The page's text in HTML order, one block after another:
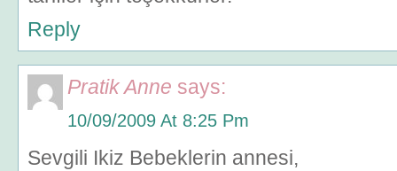
Reply
Pratik Anne says:
10/09/2009 At 8:25 Pm
Sevgili Ikiz Bebeklerin annesi,